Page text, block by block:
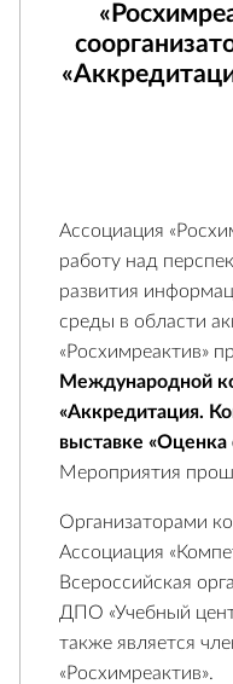
Ассоциация
работу над
развития
среды в области
«Росхимреактив»
Международной
«Аккредитация.
выставке «Оценка
Мероприятия
Организаторами
Ассоциация
Всероссийская
ДПО «Учебный
также является
«Росхимреактив».